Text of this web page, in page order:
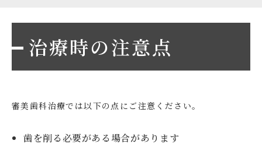
治療時の注意点
審美歯科治療では以下の点にご注意ください。
歯を削る必要がある場合があります